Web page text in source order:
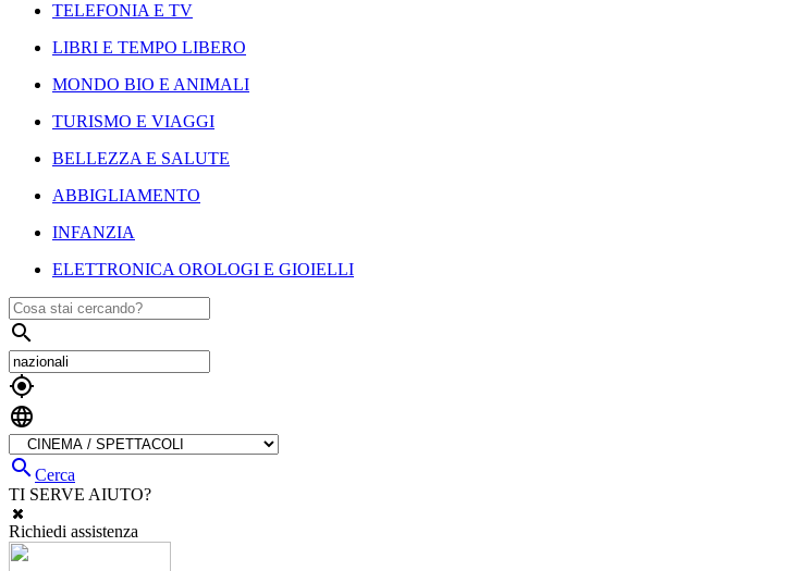
TELEFONIA E TV
LIBRI E TEMPO LIBERO
MONDO BIO E ANIMALI
TURISMO E VIAGGI
BELLEZZA E SALUTE
ABBIGLIAMENTO
INFANZIA
ELETTRONICA OROLOGI E GIOIELLI



Cerca
TI SERVE AIUTO?
Richiedi assistenza